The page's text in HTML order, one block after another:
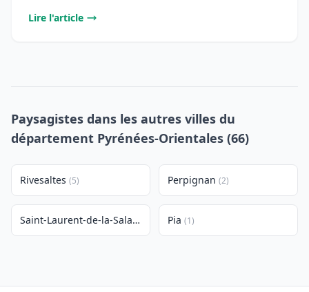
Lire l'article
Paysagistes dans les autres villes du
département Pyrénées-Orientales (66)
Rivesaltes (5) Perpignan (2)
Saint-Laurent-de-la-Salanque (1)Pia (1)